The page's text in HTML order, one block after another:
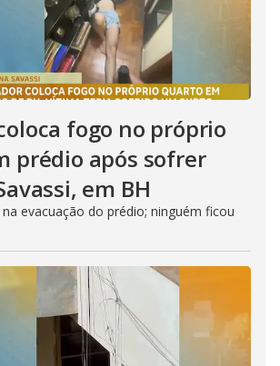
fogo no próprio
prédio após sofrer
em BH
evacuação do prédio; ninguém ficou